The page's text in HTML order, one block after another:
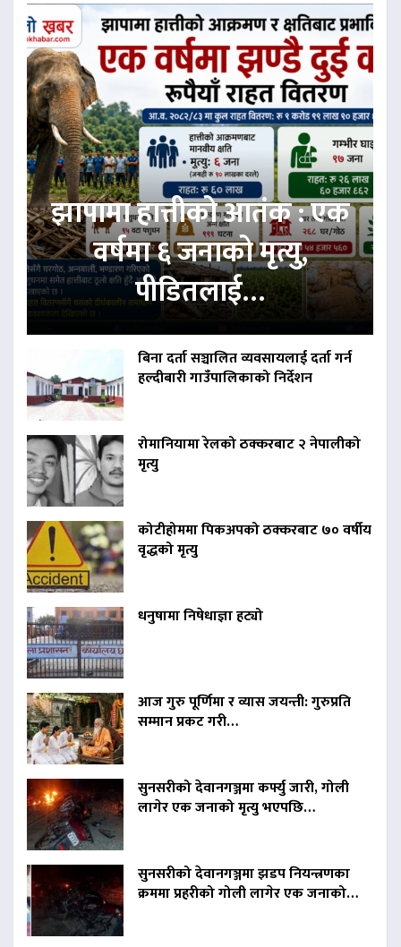
झापामा हात्तीको आतंक : एक
वर्षमा ६ जनाको मृत्यु,
पीडितलाई…
बिना दर्ता सञ्चालित व्यवसायलाई दर्ता गर्न
हल्दीबारी गाउँपालिकाको निर्देशन
रोमानियामा रेलको ठक्करबाट २ नेपालीको
मृत्यु
कोटीहोममा पिकअपको ठक्करबाट ७० वर्षीय
वृद्धको मृत्यु
धनुषामा निषेधाज्ञा हट्यो
आज गुरु पूर्णिमा र व्यास जयन्ती: गुरुप्रति
सम्मान प्रकट गरी…
सुनसरीको देवानगञ्जमा कर्फ्यु जारी, गोली
लागेर एक जनाको मृत्यु भएपछि…
सुनसरीको देवानगञ्जमा झडप नियन्त्रणका
क्रममा प्रहरीको गोली लागेर एक जनाको…